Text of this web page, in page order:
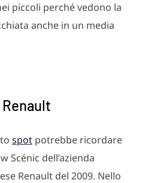
piccoli perché vedono la
anche in un media
spotpotrebbe ricordare
Scénic dell’azienda
Renault del 2009. Nello